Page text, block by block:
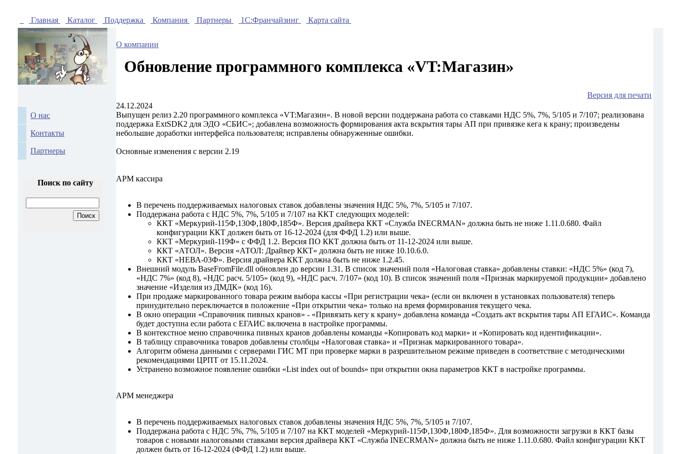
Главная Каталог Поддержка Компания Партнеры 1C:Франчайзинг Карта сайта
О нас
Контакты
Партнеры
Поиск по сайту
О компании
Обновление программного комплекса «VT:Магазин»
Версия для печати
24.12.2024
Выпущен релиз 2.20 программного комплекса «VT:Магазин». В новой версии поддержана работа со ставками НДС 5%, 7%, 5/105 и 7/107; реализована
поддержка ExtSDK2 для ЭДО «СБИС»; добавлена возможность формирования акта вскрытия тары АП при привязке кега к крану; произведены
небольшие доработки интерфейса пользователя; исправлены обнаруженные ошибки.
Основные изменения с версии 2.19
АРМ кассира
В перечень поддерживаемых налоговых ставок добавлены значения НДС 5%, 7%, 5/105 и 7/107.
Поддержана работа с НДС 5%, 7%, 5/105 и 7/107 на ККТ следующих моделей:
ККТ «Меркурий-115Ф,130Ф,180Ф,185Ф». Версия драйвера ККТ «Служба INECRMAN» должна быть не ниже 1.11.0.680. Файл
конфигурации ККТ должен быть от 16-12-2024 (для ФФД 1.2) или выше.
ККТ «Меркурий-119Ф» с ФФД 1.2. Версия ПО ККТ должна быть от 11-12-2024 или выше.
ККТ «АТОЛ». Версия «АТОЛ: Драйвер ККТ» должна быть не ниже 10.10.6.0.
ККТ «НЕВА-03Ф». Версия драйвера ККТ должна быть не ниже 1.2.45.
Внешний модуль BaseFromFile.dll обновлен до версии 1.31. В список значений поля «Налоговая ставка» добавлены ставки: «НДС 5%» (код 7),
«НДС 7%» (код 8), «НДС расч. 5/105» (код 9), «НДС расч. 7/107» (код 10). В список значений поля «Признак маркируемой продукции» добавлено
значение «Изделия из ДМДК» (код 16).
При продаже маркированного товара режим выбора кассы «При регистрации чека» (если он включен в установках пользователя) теперь
принудительно переключается в положение «При открытии чека» только на время формирования текущего чека.
В окно операции «Справочник пивных кранов» - «Привязать кегу к крану» добавлена команда «Создать акт вскрытия тары АП ЕГАИС». Команда
будет доступна если работа с ЕГАИС включена в настройке программы.
В контекстное меню справочника пивных кранов добавлены команды «Копировать код марки» и «Копировать код идентификации».
В таблицу справочника товаров добавлены столбцы «Налоговая ставка» и «Признак маркированного товара».
Алгоритм обмена данными с серверами ГИС МТ при проверке марки в разрешительном режиме приведен в соответствие с методическими
рекомендациями ЦРПТ от 15.11.2024.
Устранено возможное появление ошибки «List index out of bounds» при открытии окна параметров ККТ в настройке программы.
АРМ менеджера
В перечень поддерживаемых налоговых ставок добавлены значения НДС 5%, 7%, 5/105 и 7/107.
Поддержана работа с НДС 5%, 7%, 5/105 и 7/107 на ККТ моделей «Меркурий-115Ф,130Ф,180Ф,185Ф». Для возможности загрузки в ККТ базы
товаров с новыми налоговыми ставками версия драйвера ККТ «Служба INECRMAN» должна быть не ниже 1.11.0.680. Файл конфигурации ККТ
должен быть от 16-12-2024 (ФФД 1.2) или выше.